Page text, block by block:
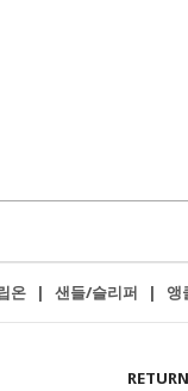
온 | 샌들/슬리퍼 | 앵